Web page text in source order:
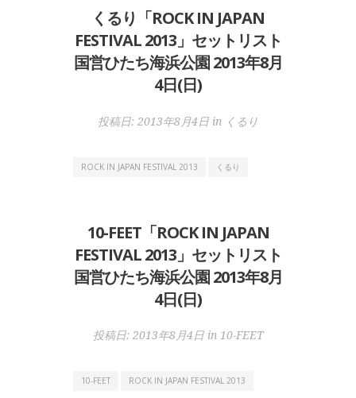
くるり「ROCK IN JAPAN
FESTIVAL 2013」セットリスト
国営ひたち海浜公園 2013年8月
4日(日)
投稿日: 2013年8月4日 in くるり
ROCK IN JAPAN FESTIVAL 2013 くるり
10-FEET「ROCK IN JAPAN
FESTIVAL 2013」セットリスト
国営ひたち海浜公園 2013年8月
4日(日)
投稿日: 2013年8月4日in 10-FEET
10-FEET ROCK IN JAPAN FESTIVAL 2013